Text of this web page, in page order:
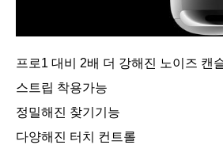
프로1 대비 2배 더 강해진 노이즈 캔
스트립 착용가능
정밀해진 찾기기능
다양해진 터치 컨트롤